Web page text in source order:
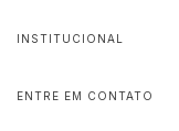
INSTITUCIONAL
ENTRE EM CONTATO